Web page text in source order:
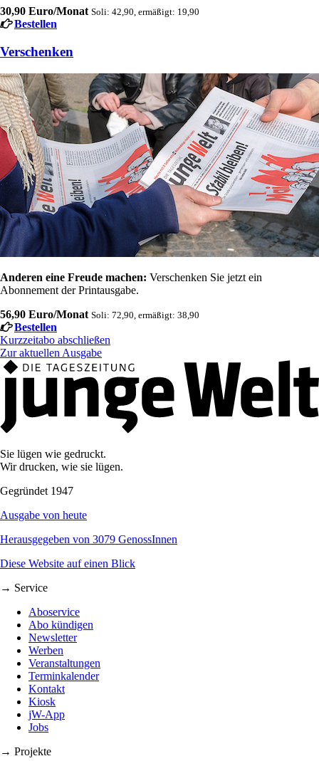
30,90 Euro/Monat Soli: 42,90, ermäßigt: 19,90
Bestellen
Verschenken
Anderen eine Freude machen: Verschenken Sie jetzt ein
Abonnement der Printausgabe.
56,90 Euro/Monat Soli: 72,90, ermäßigt: 38,90
Bestellen
Kurzzeitabo abschließen
Zur aktuellen Ausgabe
Sie lügen wie gedruckt.
Wir drucken, wie sie lügen.
Gegründet 1947
Ausgabe von heute
Herausgegeben von 3079 GenossInnen
Diese Website auf einen Blick
→ Service
Aboservice
Abo kündigen
Newsletter
Werben
Veranstaltungen
Terminkalender
Kontakt
Kiosk
jW-App
Jobs
→ Projekte